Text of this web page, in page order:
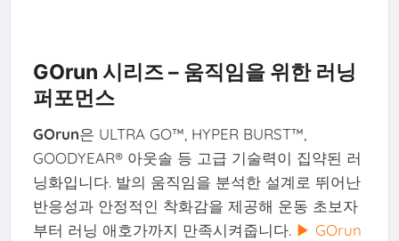
GOrun 시리즈 – 움직임을 위한 러닝
퍼포먼스
GOrun은 ULTRA GO™, HYPER BURST™,
GOODYEAR® 아웃솔 등 고급 기술력이 집약된 러
닝화입니다. 발의 움직임을 분석한 설계로 뛰어난
반응성과 안정적인 착화감을 제공해 운동 초보자
부터 러닝 애호가까지 만족시켜줍니다. ▶ GOrun